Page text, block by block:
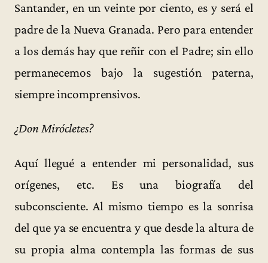
Santander, en un veinte por ciento, es y será el
padre de la Nueva Granada. Pero para entender
a los demás hay que reñir con el Padre; sin ello
permanecemos bajo la sugestión paterna,
siempre incomprensivos.
¿Don Mirócletes?
Aquí llegué a entender mi personalidad, sus
orígenes, etc. Es una biografía del
subconsciente. Al mismo tiempo es la sonrisa
del que ya se encuentra y que desde la altura de
su propia alma contempla las formas de sus